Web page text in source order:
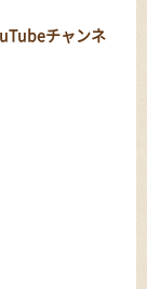
チャンネ